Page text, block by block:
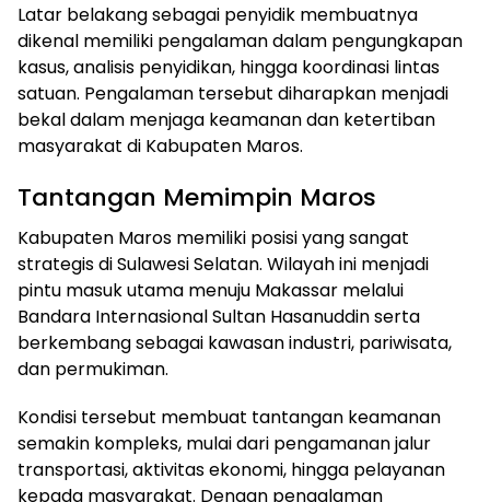
Latar belakang sebagai penyidik membuatnya
dikenal memiliki pengalaman dalam pengungkapan
kasus, analisis penyidikan, hingga koordinasi lintas
satuan. Pengalaman tersebut diharapkan menjadi
bekal dalam menjaga keamanan dan ketertiban
masyarakat di Kabupaten Maros.
Tantangan Memimpin Maros
Kabupaten Maros memiliki posisi yang sangat
strategis di Sulawesi Selatan. Wilayah ini menjadi
pintu masuk utama menuju Makassar melalui
Bandara Internasional Sultan Hasanuddin serta
berkembang sebagai kawasan industri, pariwisata,
dan permukiman.
Kondisi tersebut membuat tantangan keamanan
semakin kompleks, mulai dari pengamanan jalur
transportasi, aktivitas ekonomi, hingga pelayanan
kepada masyarakat. Dengan pengalaman